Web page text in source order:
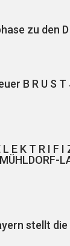
zu den
B R U S T
E K T R I F I
stellt die